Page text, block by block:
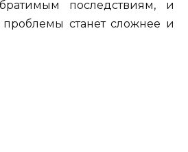
последствиям, и
проблемы станет сложнее и